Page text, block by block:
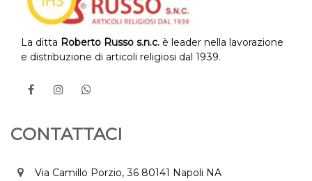
La ditta Roberto Russo s.n.c. è leader nella lavorazione
e distribuzione di articoli religiosi dal 1939.
CONTATTACI
Via Camillo Porzio, 36 80141 Napoli NA